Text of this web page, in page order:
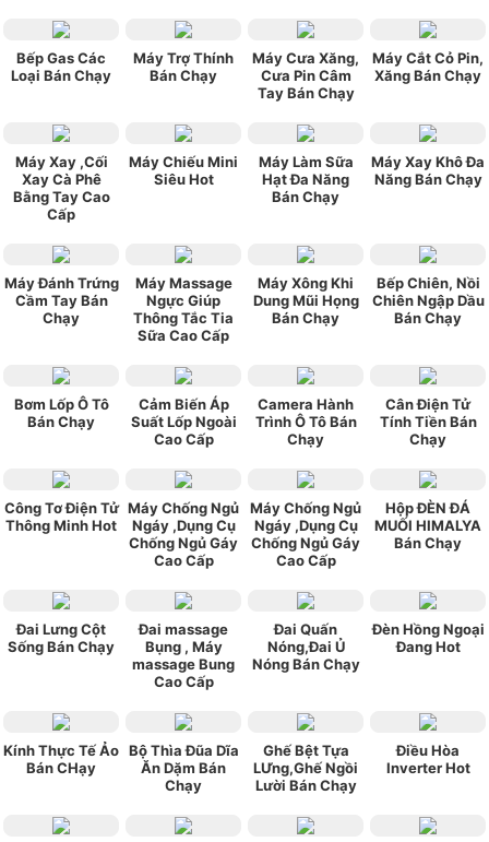
Bếp Gas Các
Loại Bán Chạy
Máy Trợ Thính
Bán Chạy
Máy Cưa Xăng,
Cưa Pin Câm
Tay Bán Chạy
Máy Cắt Cỏ Pin,
Xăng Bán Chạy
Máy Xay ,Cối
Xay Cà Phê
Bằng Tay Cao
Cấp
Máy Chiếu Mini
Siêu Hot
Máy Làm Sữa
Hạt Đa Năng
Bán Chạy
Máy Xay Khô Đa
Năng Bán Chạy
Máy Đánh Trứng
Cầm Tay Bán
Chạy
Máy Massage
Ngực Giúp
Thông Tắc Tia
Sữa Cao Cấp
Máy Xông Khi
Dung Mũi Họng
Bán Chạy
Bếp Chiên, Nồi
Chiên Ngập Dầu
Bán Chạy
Bơm Lốp Ô Tô
Bán Chạy
Cảm Biến Áp
Suất Lốp Ngoài
Cao Cấp
Camera Hành
Trình Ô Tô Bán
Chạy
Cân Điện Tử
Tính Tiền Bán
Chạy
Công Tơ Điện Tử
Thông Minh Hot
Máy Chống Ngủ
Ngáy ,Dụng Cụ
Chống Ngủ Gáy
Cao Cấp
Máy Chống Ngủ
Ngáy ,Dụng Cụ
Chống Ngủ Gáy
Cao Cấp
Hộp ĐÈN ĐÁ
MUỐI HIMALYA
Bán Chạy
Đai Lưng Cột
Sống Bán Chạy
Đai massage
Bụng , Máy
massage Bung
Cao Cấp
Đai Quấn
Nóng,Đai Ủ
Nóng Bán Chạy
Đèn Hồng Ngoại
Đang Hot
Kính Thực Tế Ảo
Bán CHạy
Bộ Thìa Đũa Dĩa
Ăn Dặm Bán
Chạy
Ghế Bệt Tựa
LƯng,Ghế Ngồi
Lười Bán Chạy
Điều Hòa
Inverter Hot